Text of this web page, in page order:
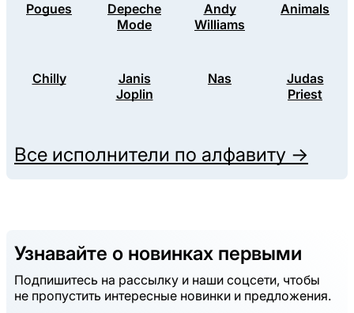
Pogues
Depeche
Mode
Andy
Williams
Animals
Chilly
Janis
Joplin
Nas
Judas
Priest
Все исполнители по алфавиту →
Узнавайте о новинках первыми
Подпишитесь на рассылку и наши соцсети, чтобы
не пропустить интересные новинки и предложения.